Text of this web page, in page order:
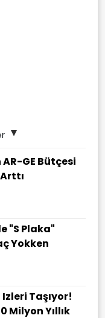
GE Bütçesi
"S Plaka"
Yokken
Taşıyor!
Milyon Yıllık